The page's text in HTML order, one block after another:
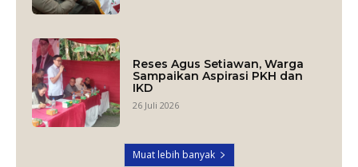
Reses Agus Setiawan, Warga
Sampaikan Aspirasi PKH dan
IKD
26 Juli 2026
Muat lebih banyak